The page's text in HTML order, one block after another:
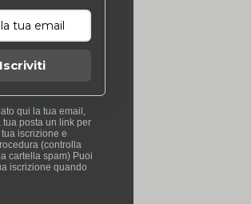
Iscriviti
qui la tua email,
posta un link per
iscrizione e
(controlla
cartella spam) Puoi
iscrizione quando